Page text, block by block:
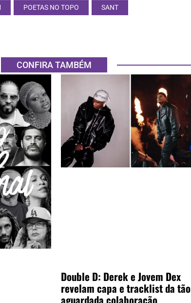
POETAS NO TOPO SANT
CONFIRA TAMBÉM
Double D: Derek e Jovem Dex
revelam capa e tracklist da tão